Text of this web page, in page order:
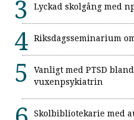
Lyckad skolgång med
Riksdagsseminarium
Vanligt med PTSD
vuxenpsykiatrin
Skolbibliotekarie med